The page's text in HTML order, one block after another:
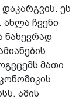
ეს
ჩვენი
ნახევრად
მათი
ამის